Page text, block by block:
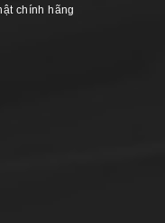
chính hãng